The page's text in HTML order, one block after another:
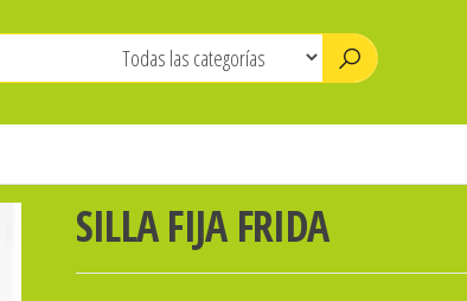
SILLA FIJA FRIDA